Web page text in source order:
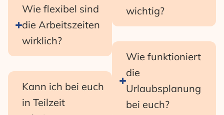
Wie flexibel sind
die Arbeitszeiten
wirklich?
Kann ich bei euch
in Teilzeit
wichtig?
Wie funktioniert
die
Urlaubsplanung
bei euch?